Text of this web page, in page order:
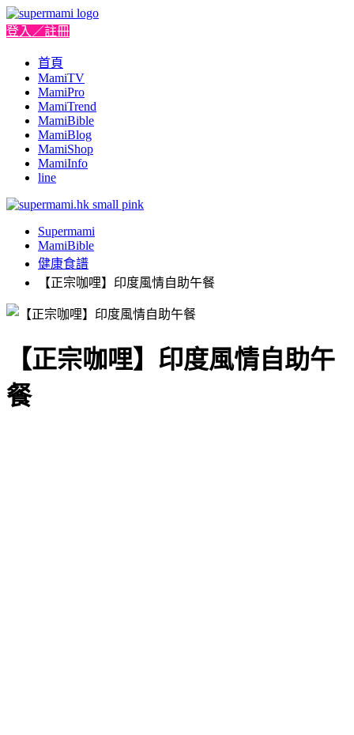
登入／註冊
首頁
MamiTV
MamiPro
MamiTrend
MamiBible
MamiBlog
MamiShop
MamiInfo
line
Supermami
MamiBible
健康食譜
【正宗咖哩】印度風情自助午餐
【正宗咖哩】印度風情自助午
餐